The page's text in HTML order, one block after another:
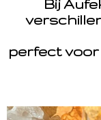
Bij
perfect voor